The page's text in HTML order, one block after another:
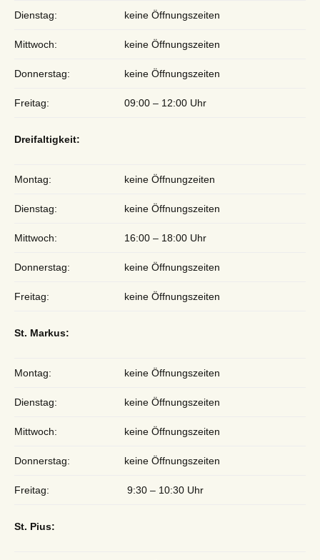
Dienstag: keine Öffnungszeiten
Mittwoch: keine Öffnungszeiten
Donnerstag: keine Öffnungszeiten
Freitag: 09:00 – 12:00 Uhr
Dreifaltigkeit:
Montag: keine Öffnungzeiten
Dienstag: keine Öffnungszeiten
Mittwoch: 16:00 – 18:00 Uhr
Donnerstag: keine Öffnungszeiten
Freitag: keine Öffnungszeiten
St. Markus:
Montag: keine Öffnungszeiten
Dienstag: keine Öffnungszeiten
Mittwoch: keine Öffnungszeiten
Donnerstag: keine Öffnungszeiten
Freitag: 9:30 – 10:30 Uhr
St. Pius: